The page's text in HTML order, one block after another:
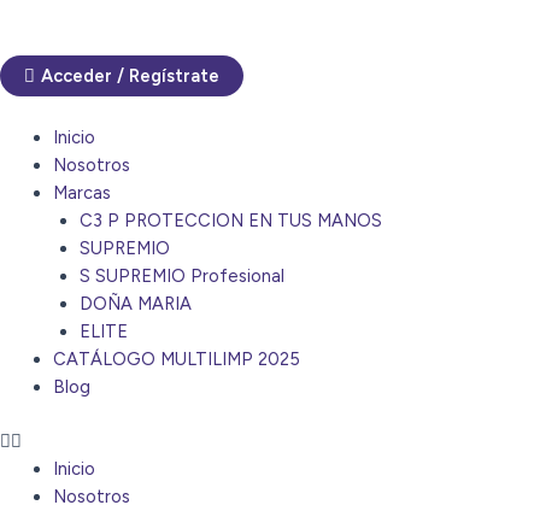
Acceder / Regístrate
Inicio
Nosotros
Marcas
C3 P PROTECCION EN TUS MANOS
SUPREMIO
S SUPREMIO Profesional
DOÑA MARIA
ELITE
CATÁLOGO MULTILIMP 2025
Blog
Inicio
Nosotros